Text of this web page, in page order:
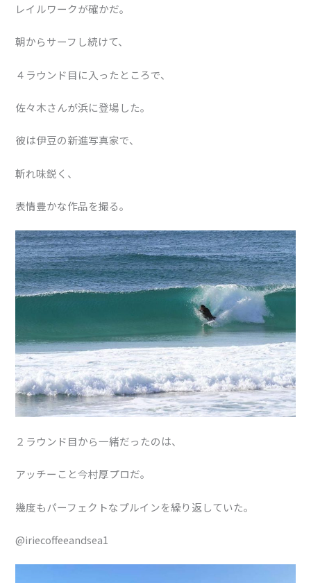
レイルワークが確かだ。
朝からサーフし続けて、
４ラウンド目に入ったところで、
佐々木さんが浜に登場した。
彼は伊豆の新進写真家で、
斬れ味鋭く、
表情豊かな作品を撮る。
２ラウンド目から一緒だったのは、
アッチーこと今村厚プロだ。
幾度もパーフェクトなプルインを繰り返していた。
@iriecoffeeandsea1